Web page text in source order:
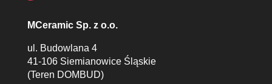
MCeramic Sp. z o.o.
ul. Budowlana 4
41-106 Siemianowice Śląskie
(Teren DOMBUD)